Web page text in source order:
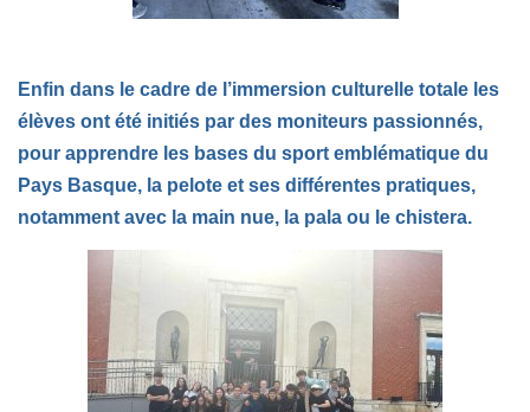
Enfin dans le cadre de l’immersion culturelle totale les
élèves ont été initiés par des moniteurs passionnés,
pour apprendre les bases du sport emblématique du
Pays Basque, la pelote et ses différentes pratiques,
notamment avec la main nue, la pala ou le chistera.